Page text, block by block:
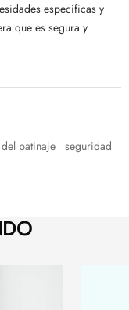
patinaje seguridad
específicas y
que es segura y